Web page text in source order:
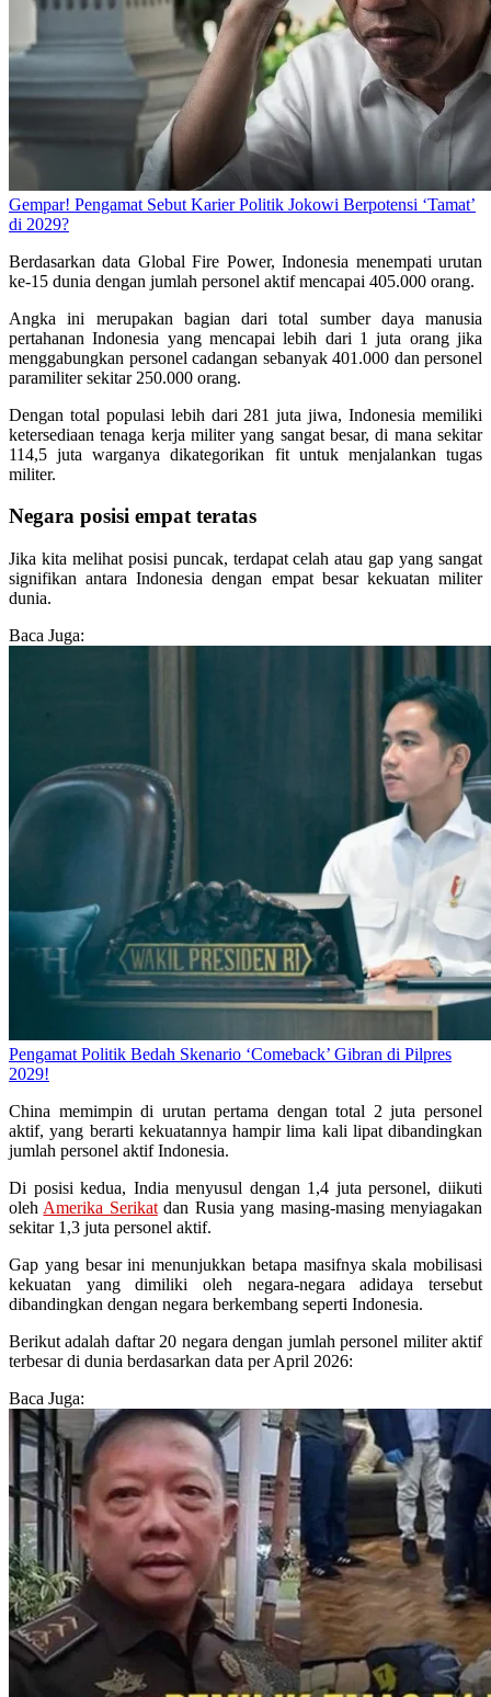
Gempar! Pengamat Sebut Karier Politik Jokowi Berpotensi ‘Tamat’
di 2029?
Berdasarkan data Global Fire Power, Indonesia menempati urutan
ke-15 dunia dengan jumlah personel aktif mencapai 405.000 orang.
Angka ini merupakan bagian dari total sumber daya manusia
pertahanan Indonesia yang mencapai lebih dari 1 juta orang jika
menggabungkan personel cadangan sebanyak 401.000 dan personel
paramiliter sekitar 250.000 orang.
Dengan total populasi lebih dari 281 juta jiwa, Indonesia memiliki
ketersediaan tenaga kerja militer yang sangat besar, di mana sekitar
114,5 juta warganya dikategorikan fit untuk menjalankan tugas
militer.
Negara posisi empat teratas
Jika kita melihat posisi puncak, terdapat celah atau gap yang sangat
signifikan antara Indonesia dengan empat besar kekuatan militer
dunia.
Baca Juga:
Pengamat Politik Bedah Skenario ‘Comeback’ Gibran di Pilpres
2029!
China memimpin di urutan pertama dengan total 2 juta personel
aktif, yang berarti kekuatannya hampir lima kali lipat dibandingkan
jumlah personel aktif Indonesia.
Di posisi kedua, India menyusul dengan 1,4 juta personel, diikuti
oleh Amerika Serikatdan Rusia yang masing-masing menyiagakan
sekitar 1,3 juta personel aktif.
Gap yang besar ini menunjukkan betapa masifnya skala mobilisasi
kekuatan yang dimiliki oleh negara-negara adidaya tersebut
dibandingkan dengan negara berkembang seperti Indonesia.
Berikut adalah daftar 20 negara dengan jumlah personel militer aktif
terbesar di dunia berdasarkan data per April 2026:
Baca Juga: